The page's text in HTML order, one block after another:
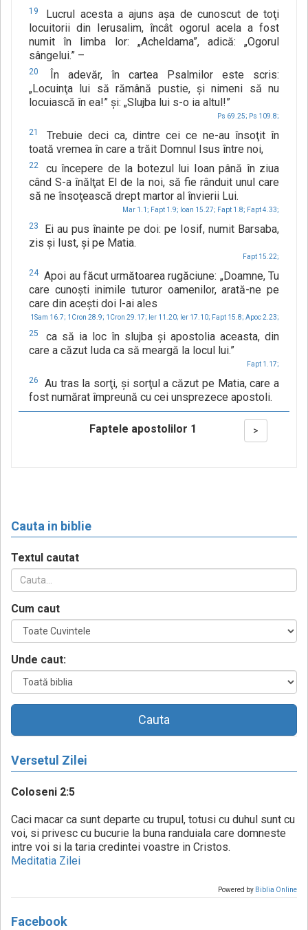
19
Lucrul acesta a ajuns aşa de cunoscut de toţi
locuitorii din Ierusalim, încât ogorul acela a fost
numit în limba lor: „Acheldama”, adică: „Ogorul
sângelui.” –
20
În adevăr, în cartea Psalmilor este scris:
„Locuinţa lui să rămână pustie, şi nimeni să nu
locuiască în ea!” şi: „Slujba lui s-o ia altul!”
Ps 69.25; Ps 109.8;
21
Trebuie deci ca, dintre cei ce ne-au însoţit în
toată vremea în care a trăit Domnul Isus între noi,
22
cu începere de la botezul lui Ioan până în ziua
când S-a înălţat El de la noi, să fie rânduit unul care
să ne însoţească drept martor al învierii Lui.
Mar 1.1; Fapt 1.9; Ioan 15.27; Fapt 1.8; Fapt 4.33;
23
Ei au pus înainte pe doi: pe Iosif, numit Barsaba,
zis şi Iust, şi pe Matia.
Fapt 15.22;
24 Apoi au făcut următoarea rugăciune: „Doamne, Tu
care cunoşti inimile tuturor oamenilor, arată-ne pe
care din aceşti doi l-ai ales
1Sam 16.7; 1Cron 28.9; 1Cron 29.17; Ier 11.20; Ier 17.10; Fapt 15.8; Apoc 2.23;
25
ca să ia loc în slujba şi apostolia aceasta, din
care a căzut Iuda ca să meargă la locul lui.”
Fapt 1.17;
26
Au tras la sorţi, şi sorţul a căzut pe Matia, care a
fost numărat împreună cu cei unsprezece apostoli.
Faptele apostolilor 1 >
Cauta in biblie
Textul cautat
Cum caut
Unde caut:
Cauta
Versetul Zilei
Coloseni 2:5
Caci macar ca sunt departe cu trupul, totusi cu duhul sunt cu
voi, si privesc cu bucurie la buna randuiala care domneste
intre voi si la taria credintei voastre in Cristos.
Meditatia Zilei
Powered by Biblia Online
Facebook